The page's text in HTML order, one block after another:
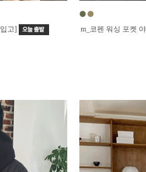
고]
●●
m_코펜 워싱 포켓